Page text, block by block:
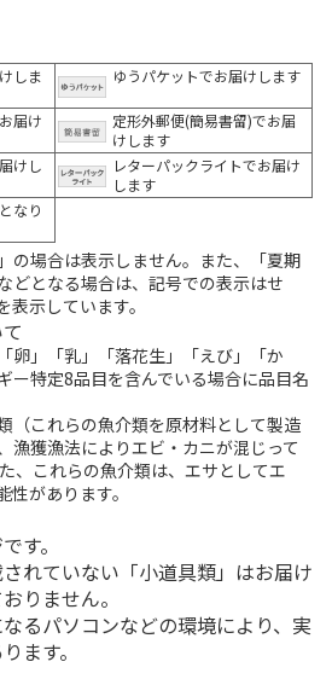
しま
ゆうパケットでお届けします
届け
定形外郵便(簡易書留)でお届
けします
けし
レターパックライトでお届け
します
なり
の場合は表示しません。また、「夏期
どとなる場合は、記号での表示はせ
示しています。
卵」「乳」「落花生」「えび」「か
ー特定8品目を含んでいる場合に品目名
（これらの魚介類を原材料として製造
漁獲漁法によりエビ・カニが混じって
、これらの魚介類は、エサとしてエ
があります。
す。
れていない「小道具類」はお届け
りません。
るパソコンなどの環境により、実
ます。